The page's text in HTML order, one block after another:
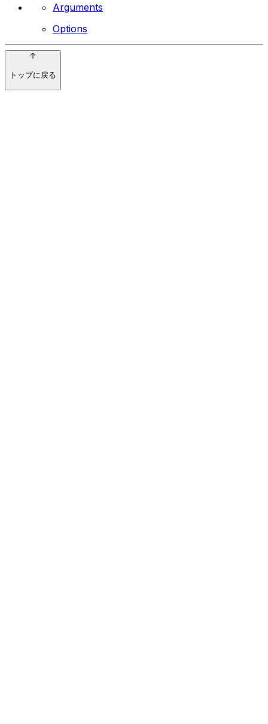
Arguments
Options
トップに戻る